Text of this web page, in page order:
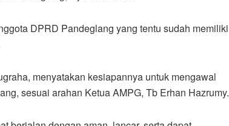
DPRD Pandeglang yang tentu sudah memiliki
menyatakan kesiapannya untuk mengawal
sesuai arahan Ketua AMPG, Tb Erhan Hazrumy.